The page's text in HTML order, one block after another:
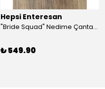
Hepsi Enteresan
"Bride Squad" Nedime Çantası, Kına Hediyesi, Düğün Hediyesi (5 adet)
₺ 549.90